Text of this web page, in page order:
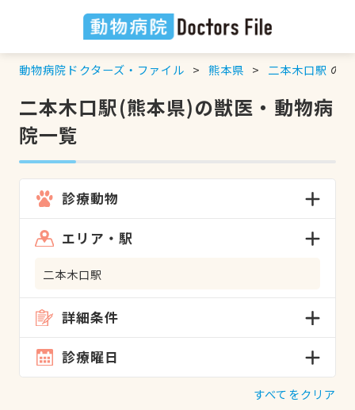
動物病院ドクターズ・ファイル 熊本県 二本木口駅 の
二本木口駅(熊本県)の獣医・動物病
院一覧
診療動物
エリア・駅
二本木口駅
詳細条件
診療曜日
すべてをクリア